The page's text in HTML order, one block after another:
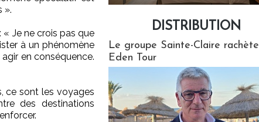
».
Je ne crois pas que
à un phénomène
en conséquence.
ce sont les voyages
des destinations
DISTRIBUTION
Le groupe Sainte-Claire rachète
Eden Tour